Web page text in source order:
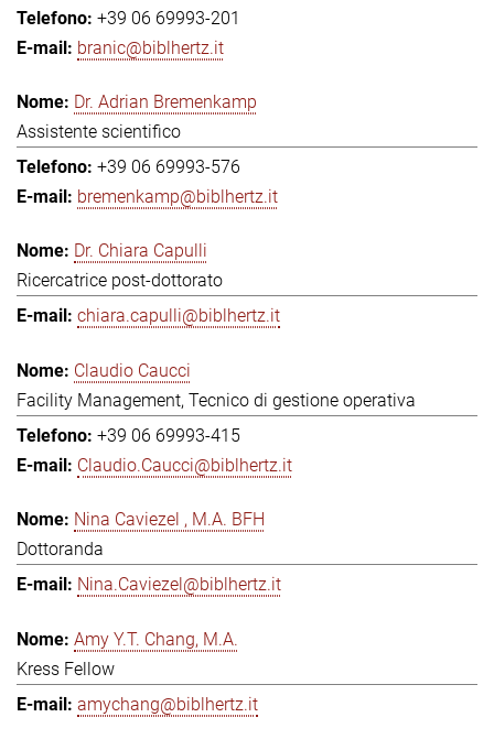
+39 06 69993-201
branic@biblhertz.it
Dr. Adrian Bremenkamp
Assistente scientifico
+39 06 69993-576
bremenkamp@biblhertz.it
Dr. Chiara Capulli
Ricercatrice post-dottorato
chiara.capulli@biblhertz.it
Claudio Caucci
Facility Management, Tecnico di gestione operativa
+39 06 69993-415
Claudio.Caucci@biblhertz.it
Nina Caviezel , M.A. BFH
Dottoranda
Nina.Caviezel@biblhertz.it
Amy Y.T. Chang, M.A.
Kress Fellow
amychang@biblhertz.it